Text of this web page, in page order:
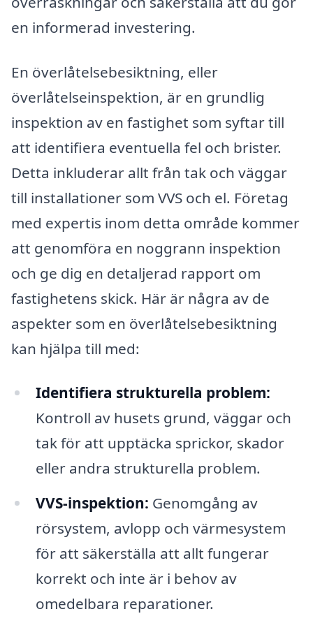
en informerad investering.
En överlåtelsebesiktning, eller
överlåtelseinspektion, är en grundlig
inspektion av en fastighet som syftar till
att identifiera eventuella fel och brister.
Detta inkluderar allt från tak och väggar
till installationer som VVS och el. Företag
med expertis inom detta område kommer
att genomföra en noggrann inspektion
och ge dig en detaljerad rapport om
fastighetens skick. Här är några av de
aspekter som en överlåtelsebesiktning
kan hjälpa till med:
Identifiera strukturella problem:
Kontroll av husets grund, väggar och
tak för att upptäcka sprickor, skador
eller andra strukturella problem.
VVS-inspektion: Genomgång av
rörsystem, avlopp och värmesystem
för att säkerställa att allt fungerar
korrekt och inte är i behov av
omedelbara reparationer.